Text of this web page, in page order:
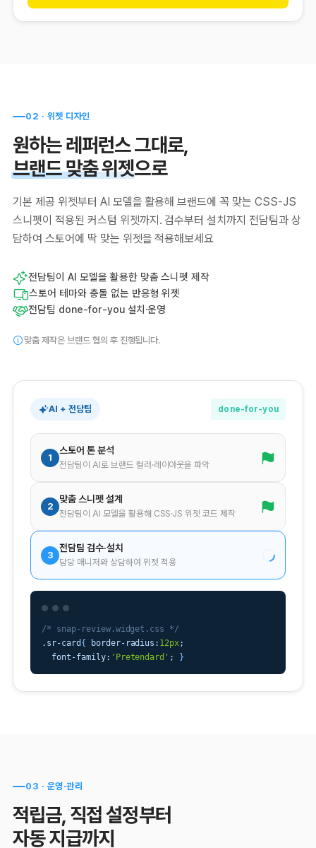
AI + 전담팀 done-for-you
1
스토어 톤 분석
전담팀이 AI로 브랜드 컬러·레이아웃을 파악
2
맞춤 스니펫 설계
전담팀이 AI 모델을 활용해 CSS·JS 위젯 코드 제작
3
전담팀 검수·설치
담당 매니저와 상담하여 위젯 적용
/* snap-review.widget.css */
.sr-card { border-radius: 12px;
  font-family:
'Pretendard' ; }
02 · 위젯 디자인
원하는 레퍼런스 그대로,
브랜드 맞춤 위젯으로
기본 제공 위젯부터 AI 모델을 활용해 브랜드에 꼭 맞는 CSS-JS
스니펫이 적용된 커스텀 위젯까지. 검수부터 설치까지 전담팀과 상
담하여 스토어에 딱 맞는 위젯을 적용해보세요
전담팀이 AI 모델을 활용한 맞춤 스니펫 제작
스토어 테마와 충돌 없는 반응형 위젯
전담팀 done-for-you 설치·운영
맞춤 제작은 브랜드 협의 후 진행됩니다.
03 · 운영·관리
적립금, 직접 설정부터
자동 지급까지